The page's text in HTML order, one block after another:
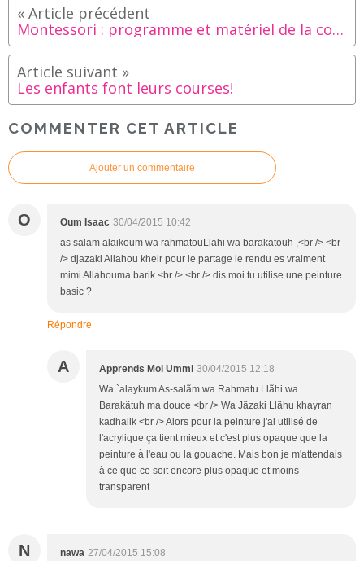
Montessori : programme et matériel de la communauté enfantine
Les enfants font leurs courses!
COMMENTER CET ARTICLE
Ajouter un commentaire
O Oum Isaac 30/04/2015 10:42
as salam alaikoum wa rahmatouLlahi wa barakatouh ,<br /> <br
/> djazaki Allahou kheir pour le partage le rendu es vraiment
mimi Allahouma barik <br /> <br /> dis moi tu utilise une peinture
basic ?
Répondre
A Apprends Moi Ummi 30/04/2015 12:18
Wa `alaykum As-salãm wa Rahmatu Llãhi wa
Barakãtuh ma douce <br /> Wa Jãzaki Llãhu khayran
kadhalik <br /> Alors pour la peinture j'ai utilisé de
l'acrylique ça tient mieux et c'est plus opaque que la
peinture à l'eau ou la gouache. Mais bon je m'attendais
à ce que ce soit encore plus opaque et moins
transparent
N nawa 27/04/2015 15:08